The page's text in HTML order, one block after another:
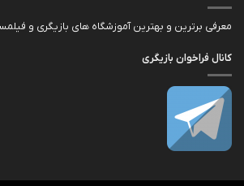
معرفی برترین و بهترین آموزشگاه های بازیگری و
کانال فراخوان بازیگری